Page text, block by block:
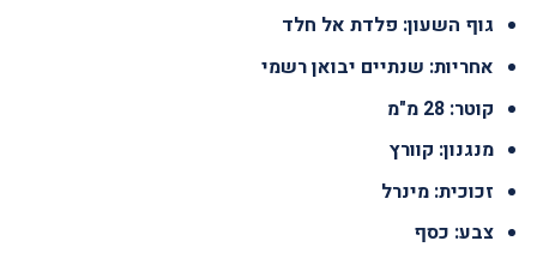
גוף השעון: פלדת אל חלד
אחריות: שנתיים יבואן רשמי
קוטר: 28 מ"מ
מנגנון: קוורץ
זכוכית: מינרל
צבע: כסף